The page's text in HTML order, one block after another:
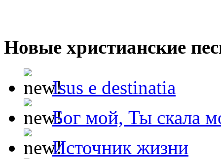
Новые христианские
Isus e destinatia
Бог мой, Ты скала
Источник жизни